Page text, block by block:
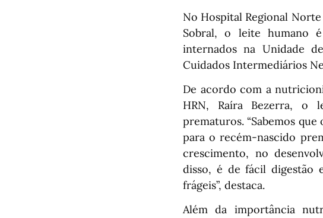
No Hospital Regional Norte
Sobral, o leite humano
internados na Unidade
Cuidados Intermediários
De acordo com a
HRN, Raíra Bezerra, o
prematuros. “Sabemos
para o recém-nascido
crescimento, no
disso, é de fácil digestão
frágeis”, destaca.
Além da importância